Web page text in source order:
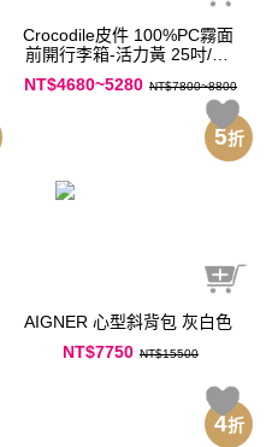
Crocodile皮件 100%PC霧面
前開行李箱-活力黃 25吋/29
NT$4680~5280 NT$7800~8800
AIGNER 心型斜背包 灰白色
NT$7750 NT$15500
5折
4折